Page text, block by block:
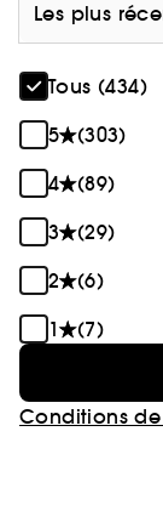
Les plus
Tous (434)
5
(303)
4
(89)
3
(29)
2
(6)
1
(7)
Conditions